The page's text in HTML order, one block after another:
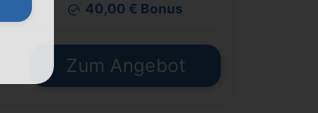
40,00 € Bonus
Zum Angebot